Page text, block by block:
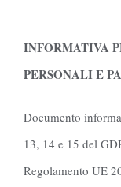
INFORMATIVA
PERSONALI E
Documento
13, 14 e 15 del
Regolamento UE